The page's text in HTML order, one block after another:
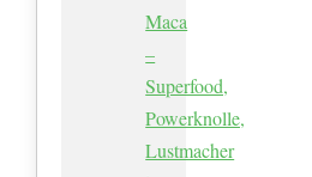
Maca
–
Superfood,
Powerknolle,
Lustmacher